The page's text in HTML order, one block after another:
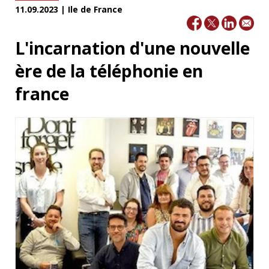
11.09.2023 | Ile de France
L'incarnation d'une nouvelle
ère de la téléphonie en
france